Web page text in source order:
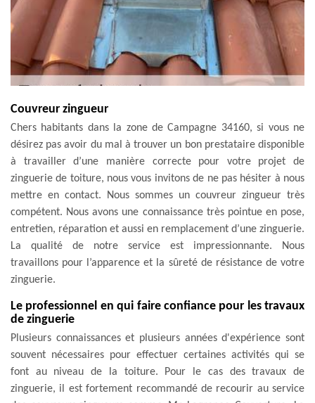
Couvreur zingueur
Chers habitants dans la zone de Campagne 34160, si vous ne
désirez pas avoir du mal à trouver un bon prestataire disponible
à travailler d’une manière correcte pour votre projet de
zinguerie de toiture, nous vous invitons de ne pas hésiter à nous
mettre en contact. Nous sommes un couvreur zingueur très
compétent. Nous avons une connaissance très pointue en pose,
entretien, réparation et aussi en remplacement d’une zinguerie.
La qualité de notre service est impressionnante. Nous
travaillons pour l’apparence et la sûreté de résistance de votre
zinguerie.
Le professionnel en qui faire confiance pour les travaux
de zinguerie
Plusieurs connaissances et plusieurs années d'expérience sont
souvent nécessaires pour effectuer certaines activités qui se
font au niveau de la toiture. Pour le cas des travaux de
zinguerie, il est fortement recommandé de recourir au service